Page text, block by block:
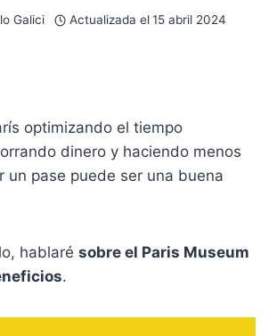
Galici Actualizada el 15 abril 2024
optimizando el tiempo
dinero y haciendo menos
un pase puede ser una buena
hablaré sobre el Paris Museum
.